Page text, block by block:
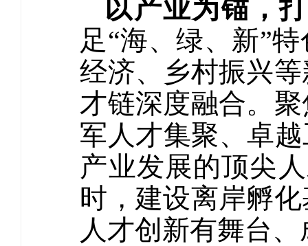
以产业为锚，
足“海、绿、新”
经济、乡村振兴
才链深度融合。
军人才集聚、卓
产业发展的顶尖
时，建设离岸孵
人才创新有舞台